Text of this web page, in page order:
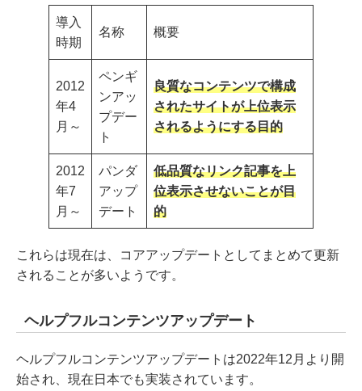
導入
時期
名称 概要
2012
年4
月～
ペンギ
ンアッ
プデー
ト
良質なコンテンツで構成
されたサイトが上位表示
されるようにする目的
2012
年7
月～
パンダ
アップ
デート
低品質なリンク記事を上
位表示させないことが目
的
これらは現在は、コアアップデートとしてまとめて更新
されることが多いようです。
ヘルプフルコンテンツアップデート
ヘルプフルコンテンツアップデートは2022年12月より開
始され、現在日本でも実装されています。